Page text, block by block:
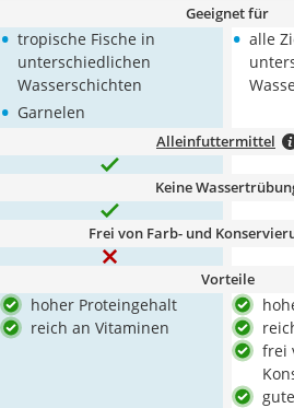
Geeignet für
• tropische Fische in
unterschiedlichen
Wasserschichten
• Garnelen
• alle
Alleinfuttermittel
Keine
Frei von Farb- und
Vorteile
hoher Proteingehalt
reich an Vitaminen
frei